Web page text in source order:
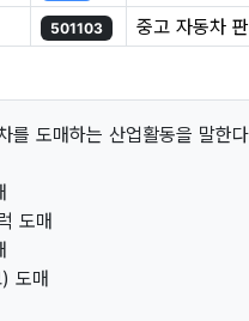
501103 중고 자동차
를 도매하는 산업활동을 말한
도매
) 도매